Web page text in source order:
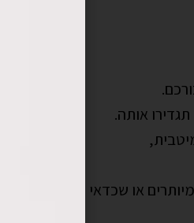
אותה.
או שכדאי לדחות לשלב ב',